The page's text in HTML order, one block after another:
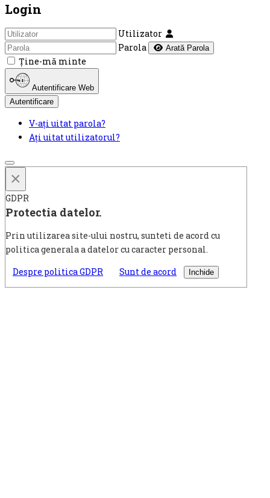
Login
Utilizator
Parola
Arată Parola
Ţine-mă minte
Autentificare Web
Autentificare
V-ați uitat parola?
Ați uitat utilizatorul?
×
GDPR
Protectia datelor.
Prin utilizarea site-ului nostru, sunteti de acord cu
politica generala a datelor cu caracter personal.
Despre politica GDPR
Sunt de acord Inchide